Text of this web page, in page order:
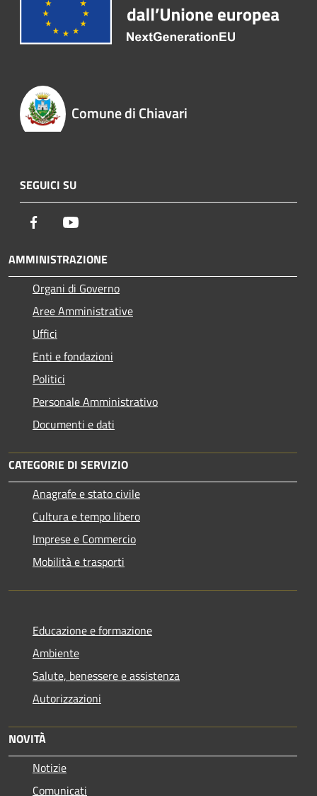
Comune di Chiavari
SEGUICI SU
Facebook
AMMINISTRAZIONE
Organi di Governo
Aree Amministrative
Uffici
Enti e fondazioni
Politici
Personale Amministrativo
Documenti e dati
CATEGORIE DI SERVIZIO
Anagrafe e stato civile
Cultura e tempo libero
Imprese e Commercio
Mobilità e trasporti
Educazione e formazione
Ambiente
Salute, benessere e assistenza
Autorizzazioni
NOVITÀ
Notizie
Comunicati